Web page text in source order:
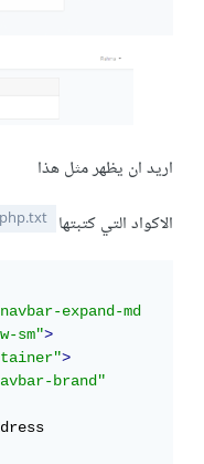
اريد ان يظهر مثل هذا
الاكواد التي كتبتها
expand-md
sm">
>
brand"